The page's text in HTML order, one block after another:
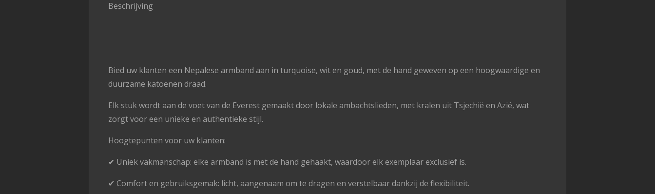
Beschrijving
Bied uw klanten een Nepalese armband aan in turquoise, wit en goud, met de hand geweven op een hoogwaardige en
duurzame katoenen draad.
Elk stuk wordt aan de voet van de Everest gemaakt door lokale ambachtslieden, met kralen uit Tsjechië en Azië, wat
zorgt voor een unieke en authentieke stijl.
Hoogtepunten voor uw klanten:
✔ Uniek vakmanschap: elke armband is met de hand gehaakt, waardoor elk exemplaar exclusief is.
✔ Comfort en gebruiksgemak: licht, aangenaam om te dragen en verstelbaar dankzij de flexibiliteit.